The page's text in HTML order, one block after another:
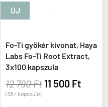
ÚJ
Fo-Ti gyökér kivonat, Haya
Labs Fo-Ti Root Extract,
3x100 kapszula
12 790 Ft 11 500 Ft
(38 / kapszula)